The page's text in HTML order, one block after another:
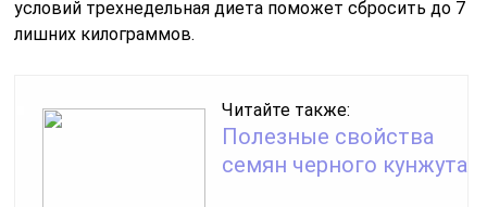
условий трехнедельная диета поможет сбросить до 7
лишних килограммов.
Читайте также:
Полезные свойства
семян черного кунжута